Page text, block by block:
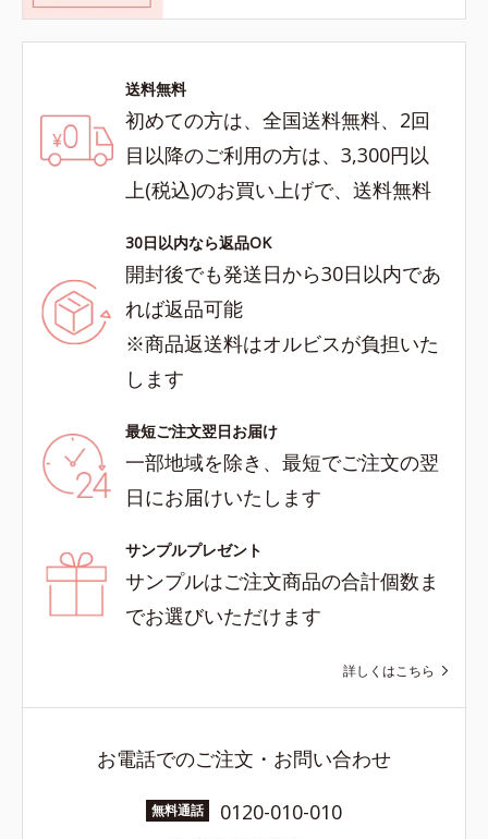
送料無料
初めての方は、全国送料無料、2回
目以降のご利用の方は、3,300円以
上(税込)のお買い上げで、送料無料
30日以内なら返品OK
開封後でも発送日から30日以内であ
れば返品可能
※商品返送料はオルビスが負担いた
します
最短ご注文翌日お届け
一部地域を除き、最短でご注文の翌
日にお届けいたします
サンプルプレゼント
サンプルはご注文商品の合計個数ま
でお選びいただけます
詳しくはこちら
お電話でのご注文・お問い合わせ
無料通話 0120-010-010